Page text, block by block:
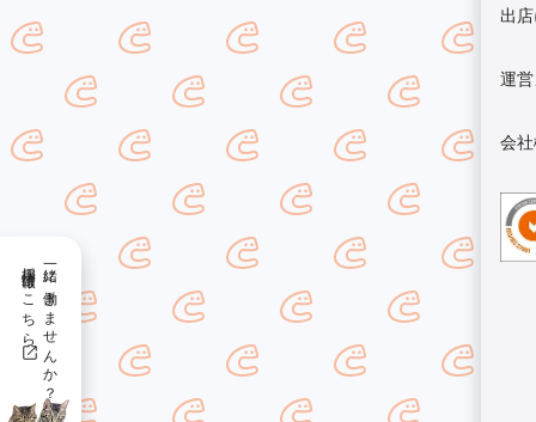
一緒に働きませんか？
採用情報はこちら
出
運
会